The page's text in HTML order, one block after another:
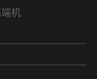
机